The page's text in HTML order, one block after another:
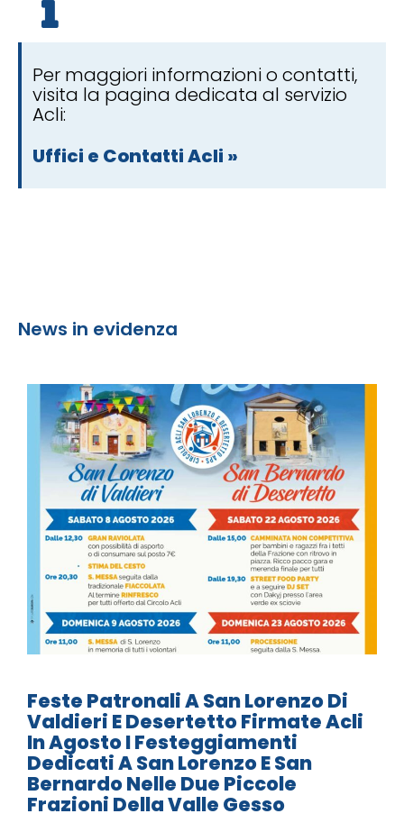
Per maggiori informazioni o contatti,
visita la pagina dedicata al servizio
Acli:
Uffici e Contatti Acli »
News in evidenza
Feste Patronali A San Lorenzo Di
Valdieri E Desertetto Firmate Acli
In Agosto I Festeggiamenti
Dedicati A San Lorenzo E San
Bernardo Nelle Due Piccole
Frazioni Della Valle Gesso